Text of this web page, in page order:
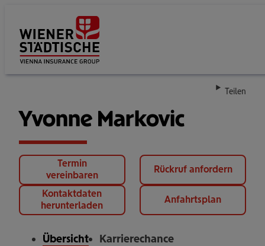
Teilen
Yvonne Markovic
Termin
vereinbaren
Rückruf anfordern
Kontaktdaten
herunterladen
Anfahrtsplan
Übersicht Karrierechance